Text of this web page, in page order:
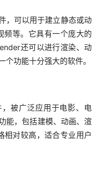
，可以用于建立静态或动
频等。它具有一个庞大的
还可以进行渲染、动
功能十分强大的软件。
被广泛应用于电影、电
能，包括建模、动画、渲
相对较高，适合专业用户